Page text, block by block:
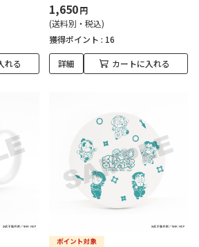
れる
1,650円
(送料別・税込)
獲得ポイント : 16
詳細 カートに入れる